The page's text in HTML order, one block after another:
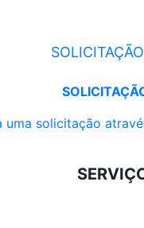
uma solicitação